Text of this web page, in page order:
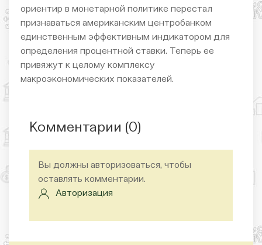
ориентир в монетарной политике перестал
признаваться американским центробанком
единственным эффективным индикатором для
определения процентной ставки. Теперь ее
привяжут к целому комплексу
макроэкономических показателей.
Комментарии (0)
Вы должны авторизоваться, чтобы
оставлять комментарии.
Авторизация